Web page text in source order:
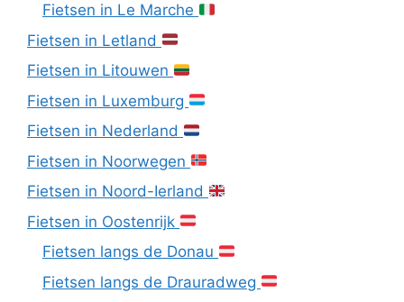
Fietsen in Le Marche
Fietsen in Letland
Fietsen in Litouwen
Fietsen in Luxemburg
Fietsen in Nederland
Fietsen in Noorwegen
Fietsen in Noord-Ierland
Fietsen in Oostenrijk
Fietsen langs de Donau
Fietsen langs de Drauradweg